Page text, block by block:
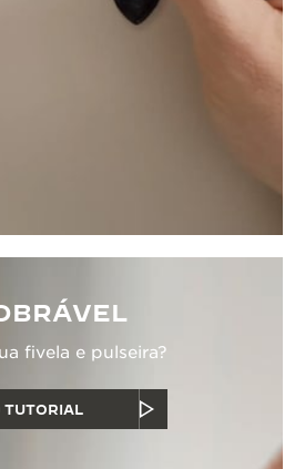
fivela e pulseira?